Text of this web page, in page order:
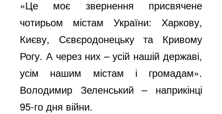
V
i
d
«Це моє звернення присвячене
чотирьом містам України: Харкову,
Києву, Сєвєродонецьку та Кривому
Рогу. А через них – усій нашій державі,
усім нашим містам і громадам».
Володимир Зеленський – наприкінці
95-го дня війни.